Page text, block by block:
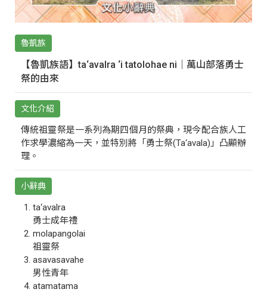
魯凱族
【魯凱族語】ta‘avalra ‘i tatolohae ni｜萬山部落勇士
祭的由來
文化介紹
傳統祖靈祭是一系列為期四個月的祭典，現今配合族人工
作求學濃縮為一天，並特別將「勇士祭(Ta‘avala)」凸顯辦
理。
小辭典
ta‘avalra
勇士成年禮
molapangolai
祖靈祭
asavasavahe
男性青年
atamatama